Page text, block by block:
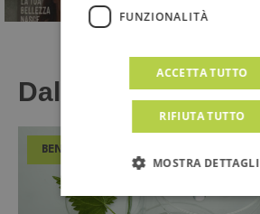
Dal Magazine
BENESSERE
FUNZIONALITÀ
ACCETTA TUTTO
RIFIUTA TUTTO
MOSTRA DETTAGLI